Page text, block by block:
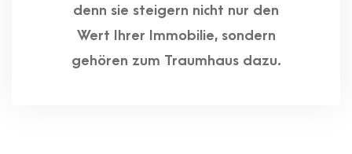
denn sie steigern nicht nur den
Wert Ihrer Immobilie, sondern
gehören zum Traumhaus dazu.